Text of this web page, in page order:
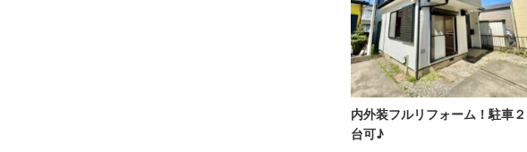
内外装フルリフォーム！駐車２
台可♪